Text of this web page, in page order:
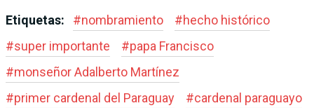
Etiquetas: #nombramiento #hecho histórico
#super importante #papa Francisco
#monseñor Adalberto Martínez
#primer cardenal del Paraguay #cardenal paraguayo